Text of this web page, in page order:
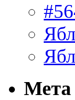
Мета